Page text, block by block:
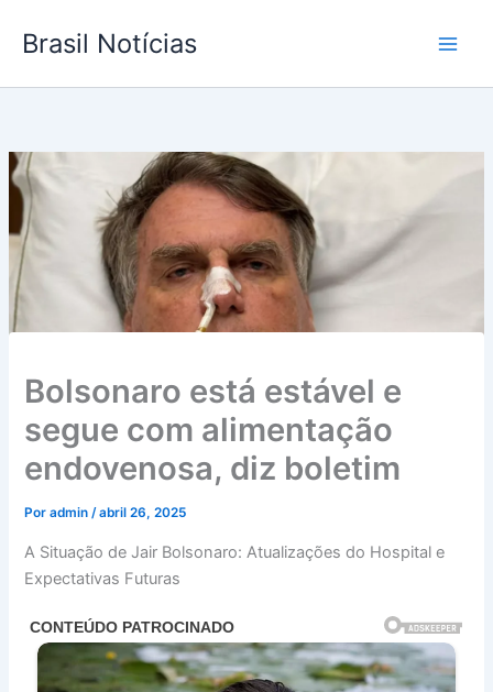
para
conteúdo
Brasil Notícias
Bolsonaro está estável e
segue com alimentação
endovenosa, diz boletim
Poradmin/abril 26, 2025
A Situação de Jair Bolsonaro: Atualizações do Hospital e
Expectativas Futuras